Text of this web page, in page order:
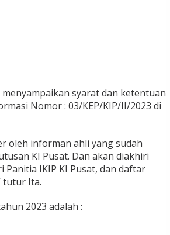
syarat dan ketentuan
Nomor : 03/KEP/KIP/II/2023 di
oleh informan ahli yang sudah
KI Pusat. Dan akan diakhiri
Panitia IKIP KI Pusat, dan daftar
tutur Ita.
2023 adalah :